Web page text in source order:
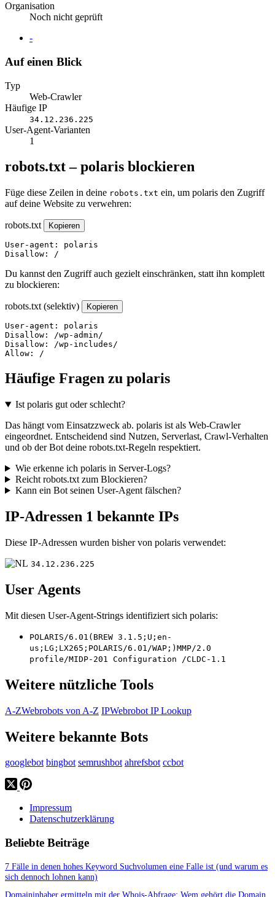
Organisation
Noch nicht geprüft
Website
-
Auf einen Blick
Typ
Web-Crawler
Häufige IP
34.12.236.225
User-Agent-Varianten
1
robots.txt – polaris blockieren
Füge diese Zeilen in deine robots.txt ein, um polaris den Zugriff
auf deine Website zu verwehren:
robots.txt Kopieren
User-agent: polaris
Disallow: /
Du kannst den Zugriff auch gezielt einschränken, statt ihn komplett
zu blockieren:
robots.txt (selektiv) Kopieren
User-agent: polaris
Disallow: /wp-admin/
Disallow: /wp-includes/
Allow: /
Häufige Fragen zu polaris
Ist polaris gut oder schlecht?
Das hängt vom Einsatzzweck ab. polaris ist als Web-Crawler
eingeordnet. Entscheidend sind Nutzen, Serverlast, Crawl-Verhalten
und ob der Bot deine robots.txt-Regeln respektiert.
Wie erkenne ich polaris in Server-Logs?
Reicht robots.txt zum Blockieren?
Kann ein Bot seinen User-Agent fälschen?
IP-Adressen 1 bekannte IPs
Diese IP-Adressen wurden bisher von polaris verwendet:
34.12.236.225
User Agents
Mit diesen User-Agent-Strings identifiziert sich polaris:
POLARIS/6.01(BREW 3.1.5;U;en-
us;LG;LX265;POLARIS/6.01/WAP;)MMP/2.0
profile/MIDP-201 Configuration /CLDC-1.1
Weitere nützliche Tools
A-ZWebrobots von A-Z IPWebrobot IP Lookup
Weitere bekannte Bots
googlebot bingbot semrushbot ahrefsbot ccbot
Impressum
Datenschutzerklärung
Beliebte Beiträge
7 Fälle in denen hohes Keyword Suchvolumen eine Falle ist (und warum es
sich dennoch lohnen kann)
Domaininhaber ermitteln mit der Whois-Abfrage: Wem gehört die Domain